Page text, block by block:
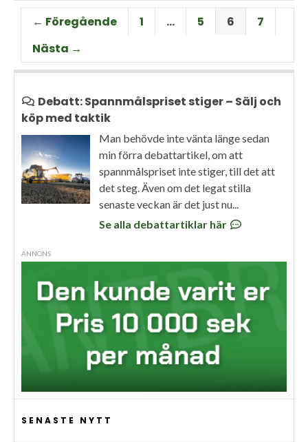
← Föregående 1 … 5 6
7
Nästa →
Debatt: Spannmålspriset stiger – Sälj och
köp med taktik
Man behövde inte vänta länge sedan
min förra debattartikel, om att
spannmålspriset inte stiger, till det att
det steg. Även om det legat stilla
senaste veckan är det just nu...
Se alla debattartiklar här
ANNONS
SENASTE NYTT